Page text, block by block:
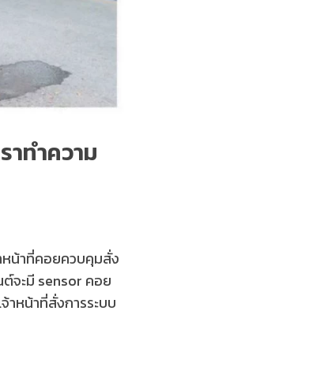
าทำความ
หน้าที่คอยควบคุมสั่ง
ต์จะมี sensor คอย
าหน้าที่สั่งการระบบ